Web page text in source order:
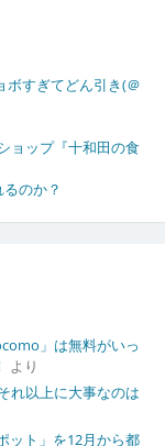
すぎてどん引き(＠
ョップ『十和田の食
のか？
」は無料がいっ
より
れ以上に大事なのは
ット」を12月から都